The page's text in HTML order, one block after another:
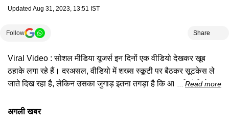
Updated Aug 31, 2023, 13:51 IST
Follow Share
Viral Video : सोशल मीडिया यूजर्स इन दिनों एक वीडियो देखकर खूब
ठहाके लगा रहे हैं। दरअसल, वीडियो में शख्‍स स्‍कूटी पर बैठकर सूटकेस ले
जाते दिख रहा है, लेकिन उसका जुगाड़ इतना तगड़ा है कि आप भी हंसी रोक
Read more
अगली खबर